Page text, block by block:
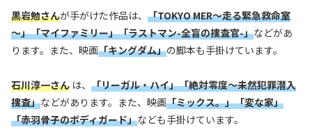
黒岩勉さんが手がけた作品は、 「TOKYO MER～走る緊急救命室
～」「マイファミリー」「ラストマン-全盲の捜査官-」などがあ
ります。また、映画「キングダム」の脚本も手掛けています。
石川淳一さん は、 「リーガル・ハイ」「絶対零度～未然犯罪潜入
捜査」などがあります。また、映画「ミックス。」「変な家」
「赤羽骨子のボディガード」なども手掛けています。